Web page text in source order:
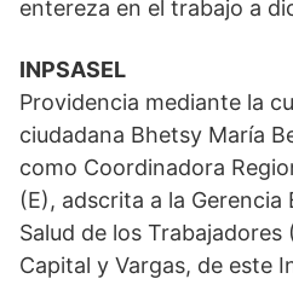
entereza en el trabajo a
INPSASEL
Providencia mediante la
ciudadana Bhetsy María
como Coordinadora
(E), adscrita a la Gerencia
Salud de los Trabajadores
Capital y Vargas, de este